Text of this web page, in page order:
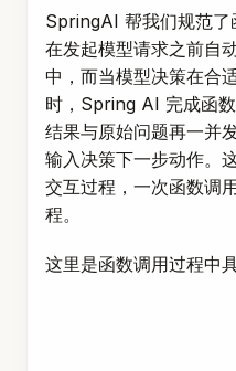
SpringAI 帮我们规范了
在发起模型请求之前自
中，而当模型决策在合
时，Spring AI 完成函
结果与原始问题再一并
输入决策下一步动作。
交互过程，一次函数调
程。
这里是函数调用过程中